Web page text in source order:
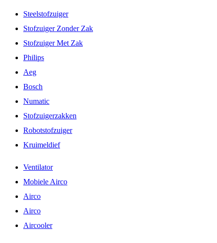
Steelstofzuiger
Stofzuiger Zonder Zak
Stofzuiger Met Zak
Philips
Aeg
Bosch
Numatic
Stofzuigerzakken
Robotstofzuiger
Kruimeldief
Ventilator
Mobiele Airco
Airco
Airco
Aircooler